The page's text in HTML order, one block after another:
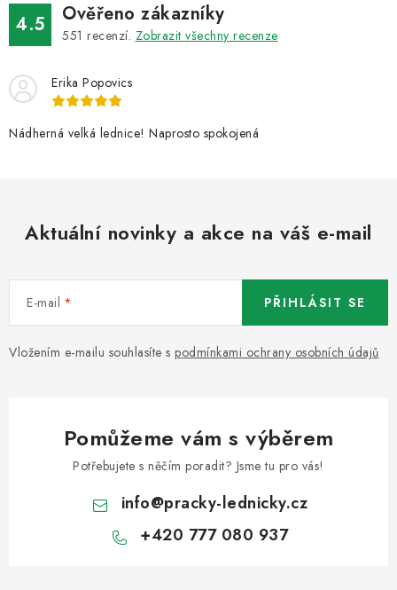
4.5 Ověřeno zákazníky
551 recenzí. Zobrazit všechny recenze
Erika Popovics
Nádherná velká lednice! Naprosto spokojená
Aktuální novinky a akce na váš e-mail
E-mail
Vložením e-mailu souhlasíte s podmínkami ochrany osobních údajů
PŘIHLÁSIT SE
Pomůžeme vám s výběrem
Potřebujete s něčím poradit? Jsme tu pro vás!
info@pracky-lednicky.cz
+420 777 080 937